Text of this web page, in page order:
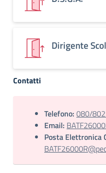
Dirigente
Contatti
Telefono: 080/
Email:
Posta Elettronica